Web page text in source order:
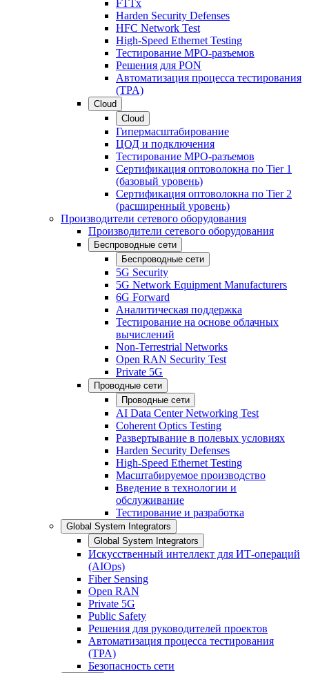
FTTx
Harden Security Defenses
HFC Network Test
High-Speed Ethernet Testing
Тестирование МРО-разъемов
Решения для PON
Автоматизация процесса тестирования
(TPA)
Cloud
Cloud
Гипермасштабирование
ЦОД и подключения
Тестирование МРО-разъемов
Сертификация оптоволокна по Tier 1
(базовый уровень)
Сертификация оптоволокна по Tier 2
(расширенный уровень)
Производители сетевого оборудования
Производители сетевого оборудования
Беспроводные сети
Беспроводные сети
5G Security
5G Network Equipment Manufacturers
6G Forward
Аналитическая поддержка
Тестирование на основе облачных
вычислений
Non-Terrestrial Networks
Open RAN Security Test
Private 5G
Проводные сети
Проводные сети
AI Data Center Networking Test
Coherent Optics Testing
Развертывание в полевых условиях
Harden Security Defenses
High-Speed Ethernet Testing
Масштабируемое производство
Введение в технологии и
обслуживание
Тестирование и разработка
Global System Integrators
Global System Integrators
Искусственный интеллект для ИТ-операций
(AIOps)
Fiber Sensing
Open RAN
Private 5G
Public Safety
Решения для руководителей проектов
Автоматизация процесса тестирования
(TPA)
Безопасность сети